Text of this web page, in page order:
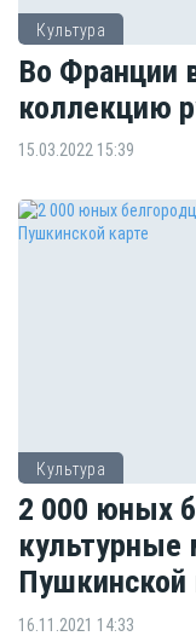
Культура
Во Франции
коллекцию
15.03.2022 15:39
Культура
2 000 юных
культурные
Пушкинской
16.11.2021 14:33